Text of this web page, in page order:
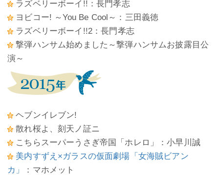
ラズベリーボーイ!!：長門孝志
ヨビコー! ～You Be Cool～：三田義徳
ラズベリーボーイ!!2：長門孝志
撃弾ハンサム始めました～撃弾ハンサムお披露目公
演～
ヘブンイレブン!
散れ桜よ、刻天ノ証ニ
こちらスーパーうさぎ帝国「ホレロ」：小早川誠
美内すずえ×ガラスの仮面劇場「女海賊ビアン
カ」
：マホメット